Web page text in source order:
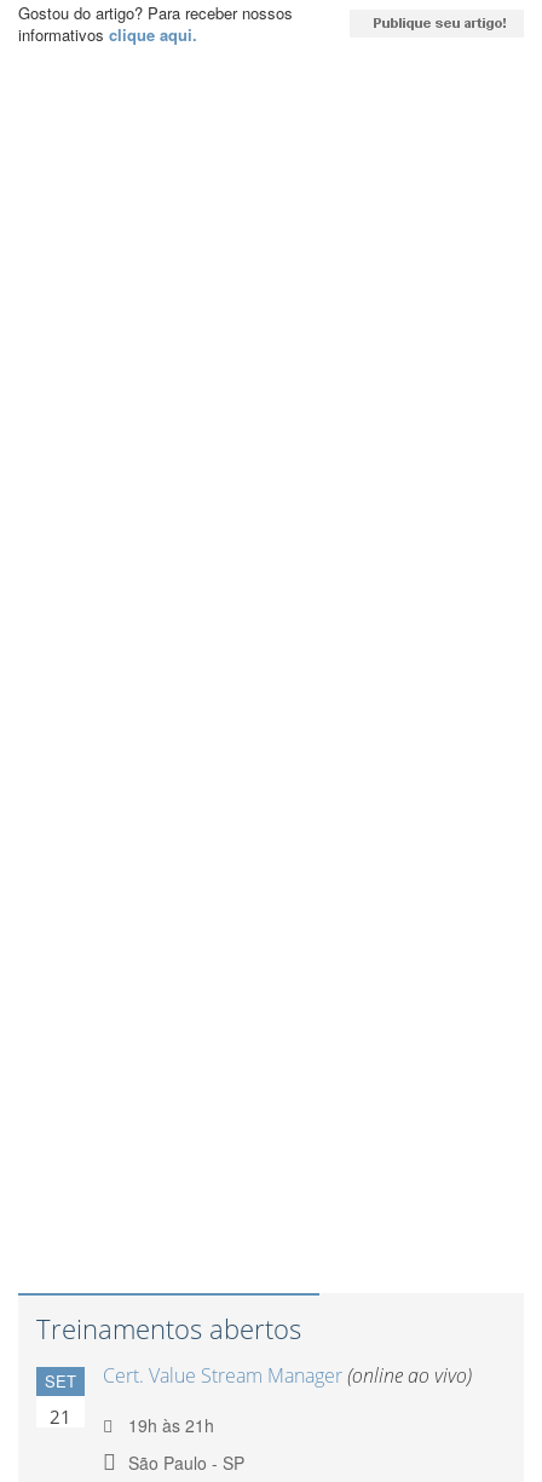
Gostou do artigo? Para receber nossos
informativos clique aqui.
Treinamentos abertos
SET
21
Cert. Value Stream Manager(online ao vivo)
19h às 21h
São Paulo - SP